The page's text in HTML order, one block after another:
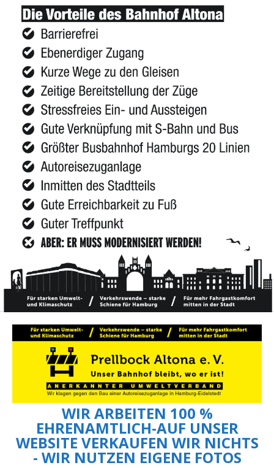
WIR ARBEITEN 100 %
EHRENAMTLICH-AUF UNSER
WEBSITE VERKAUFEN WIR NICHTS
- WIR NUTZEN EIGENE FOTOS